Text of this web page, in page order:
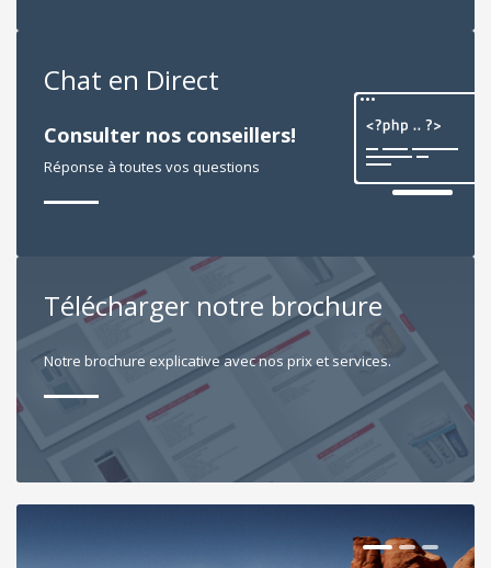
Chat en Direct
Consulter nos conseillers!
Réponse à toutes vos questions
Télécharger notre brochure
Notre brochure explicative avec nos prix et services.